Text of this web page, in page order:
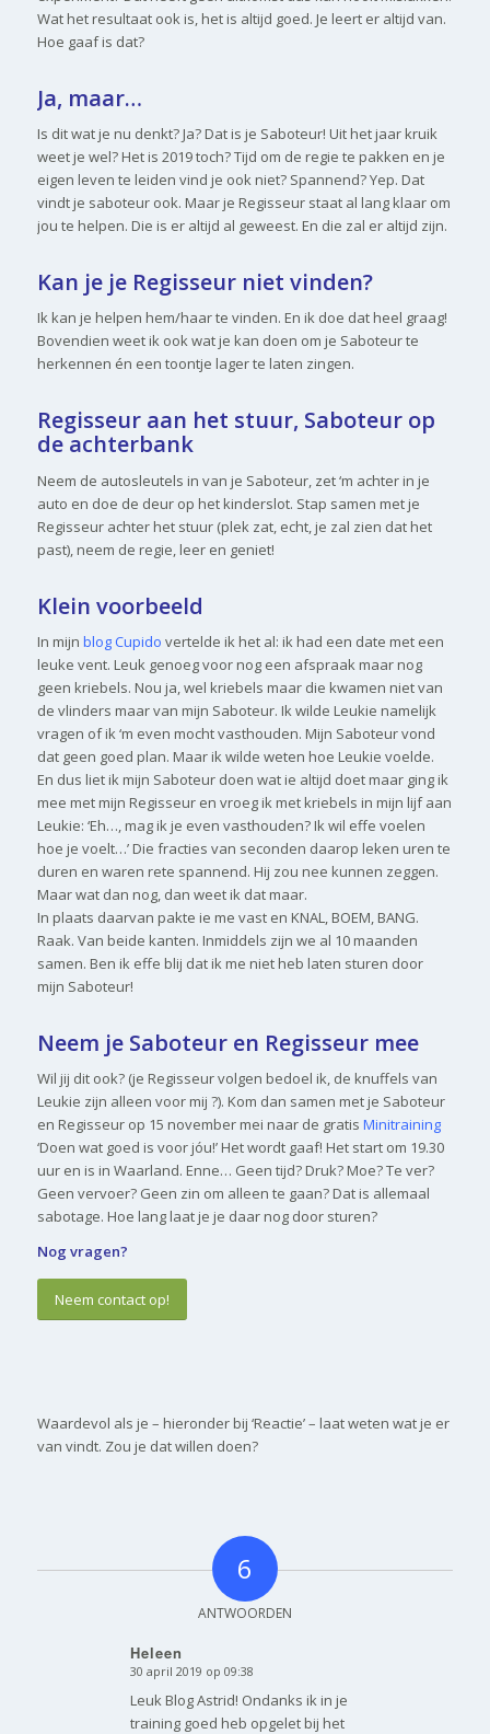
Wat het resultaat ook is, het is altijd goed. Je leert er altijd van.
Hoe gaaf is dat?
Ja, maar…
Is dit wat je nu denkt? Ja? Dat is je Saboteur! Uit het jaar kruik
weet je wel? Het is 2019 toch? Tijd om de regie te pakken en je
eigen leven te leiden vind je ook niet? Spannend? Yep. Dat
vindt je saboteur ook. Maar je Regisseur staat al lang klaar om
jou te helpen. Die is er altijd al geweest. En die zal er altijd zijn.
Kan je je Regisseur niet vinden?
Ik kan je helpen hem/haar te vinden. En ik doe dat heel graag!
Bovendien weet ik ook wat je kan doen om je Saboteur te
herkennen én een toontje lager te laten zingen.
Regisseur aan het stuur, Saboteur op
de achterbank
Neem de autosleutels in van je Saboteur, zet ‘m achter in je
auto en doe de deur op het kinderslot. Stap samen met je
Regisseur achter het stuur (plek zat, echt, je zal zien dat het
past), neem de regie, leer en geniet!
Klein voorbeeld
In mijn blog Cupido vertelde ik het al: ik had een date met een
leuke vent. Leuk genoeg voor nog een afspraak maar nog
geen kriebels. Nou ja, wel kriebels maar die kwamen niet van
de vlinders maar van mijn Saboteur. Ik wilde Leukie namelijk
vragen of ik ‘m even mocht vasthouden. Mijn Saboteur vond
dat geen goed plan. Maar ik wilde weten hoe Leukie voelde.
En dus liet ik mijn Saboteur doen wat ie altijd doet maar ging ik
mee met mijn Regisseur en vroeg ik met kriebels in mijn lijf aan
Leukie: ‘Eh…, mag ik je even vasthouden? Ik wil effe voelen
hoe je voelt…’ Die fracties van seconden daarop leken uren te
duren en waren rete spannend. Hij zou nee kunnen zeggen.
Maar wat dan nog, dan weet ik dat maar.
In plaats daarvan pakte ie me vast en KNAL, BOEM, BANG.
Raak. Van beide kanten. Inmiddels zijn we al 10 maanden
samen. Ben ik effe blij dat ik me niet heb laten sturen door
mijn Saboteur!
Neem je Saboteur en Regisseur mee
Wil jij dit ook? (je Regisseur volgen bedoel ik, de knuffels van
Leukie zijn alleen voor mij ?). Kom dan samen met je Saboteur
en Regisseur op 15 november mei naar de gratis Minitraining
‘Doen wat goed is voor jóu!’ Het wordt gaaf! Het start om 19.30
uur en is in Waarland. Enne… Geen tijd? Druk? Moe? Te ver?
Geen vervoer? Geen zin om alleen te gaan? Dat is allemaal
sabotage. Hoe lang laat je je daar nog door sturen?
Nog vragen?
Neem contact op!
Waardevol als je – hieronder bij ‘Reactie’ – laat weten wat je er
van vindt. Zou je dat willen doen?
6
ANTWOORDEN
Heleen
zegt:
30 april 2019 op 09:38
Leuk Blog Astrid! Ondanks ik in je
training goed heb opgelet bij het